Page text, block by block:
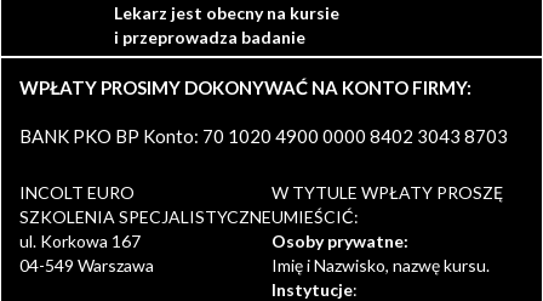
Lekarz jest obecny na kursie
i przeprowadza badanie
WPŁATY PROSIMY DOKONYWAĆ NA KONTO FIRMY:
BANK PKO BP Konto: 70 1020 4900 0000 8402 3043 8703
INCOLT EURO
SZKOLENIA SPECJALISTYCZNE
ul. Korkowa 167
04-549 Warszawa
W TYTULE WPŁATY PROSZĘ
UMIEŚCIĆ:
Osoby prywatne:
Imię i Nazwisko, nazwę kursu.
Instytucje: